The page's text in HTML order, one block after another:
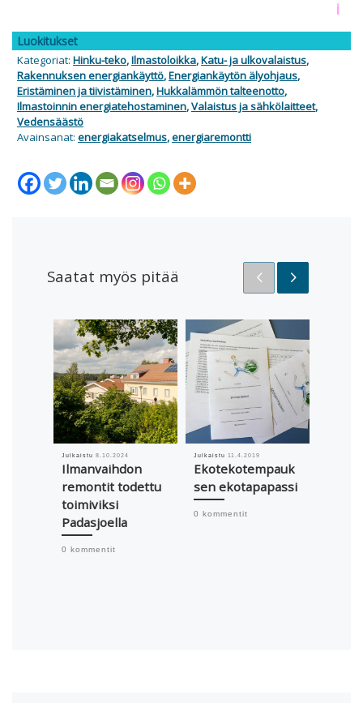
Saatat myös pitää
Julkaistu8.10.2024
Ilmanvaihdon
remontit todettu
toimiviksi
Padasjoella
0 kommentit
Julkaistu11.4.2019
Ekotekotempauk
sen ekotapapassi
0 kommentit
i
Luokitukset
Kategoriat: Hinku-teko,Ilmastoloikka,Katu- ja ulkovalaistus,
Rakennuksen energiankäyttö,Energiankäytön älyohjaus,
Eristäminen ja tiivistäminen,Hukkalämmön talteenotto,
Ilmastoinnin energiatehostaminen,Valaistus ja sähkölaitteet,
Vedensäästö
Avainsanat: energiakatselmus,energiaremontti